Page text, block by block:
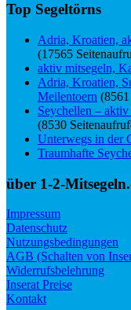
Top Segeltörns
Adria, Kroatien,
(17565
aktiv mitsegeln,
Adria, Kroatien,
Meilentoern
Seychellen –
(8530
Unterwegs in der
Traumhafte
über 1-2-
Impressum
Datenschutz
Nutzungsbedingungen
AGB (Schalten von
Widerrufsbelehrung
Inserat Preise
Kontakt